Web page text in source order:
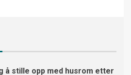
å stille opp med husrom etter